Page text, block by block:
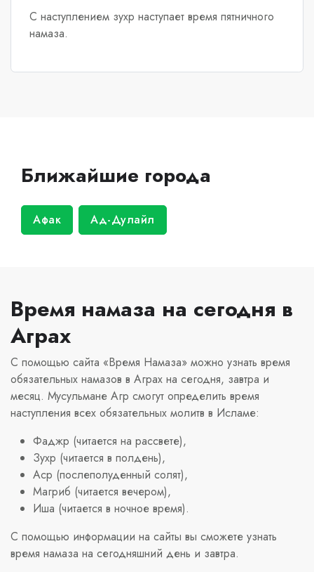
С наступлением зухр наступает время пятничного
намаза.
Ближайшие города
Афак Ад-Дулайл
Время намаза на сегодня в
Аграх
С помощью сайта «Время Намаза» можно узнать время
обязательных намазов в Аграх на сегодня, завтра и
месяц. Мусульмане Агр смогут определить время
наступления всех обязательных молитв в Исламе:
Фаджр (читается на рассвете),
Зухр (читается в полдень),
Аср (послеполуденный солят),
Магриб (читается вечером),
Иша (читается в ночное время).
С помощью информации на сайты вы сможете узнать
время намаза на сегодняшний день и завтра.